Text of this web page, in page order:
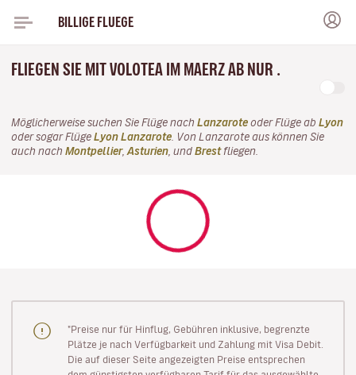
BILLIGE FLUEGE
FLIEGEN SIE MIT VOLOTEA IM MAERZ AB NUR .
Möglicherweise suchen Sie Flüge nach Lanzarote oder Flüge ab Lyon
oder sogar Flüge Lyon Lanzarote . Von Lanzarote aus können Sie
auch nach Montpellier, Asturien , und Brestfliegen.
"Preise nur für Hinflug, Gebühren inklusive, begrenzte
Plätze je nach Verfügbarkeit und Zahlung mit Visa Debit.
Die auf dieser Seite angezeigten Preise entsprechen